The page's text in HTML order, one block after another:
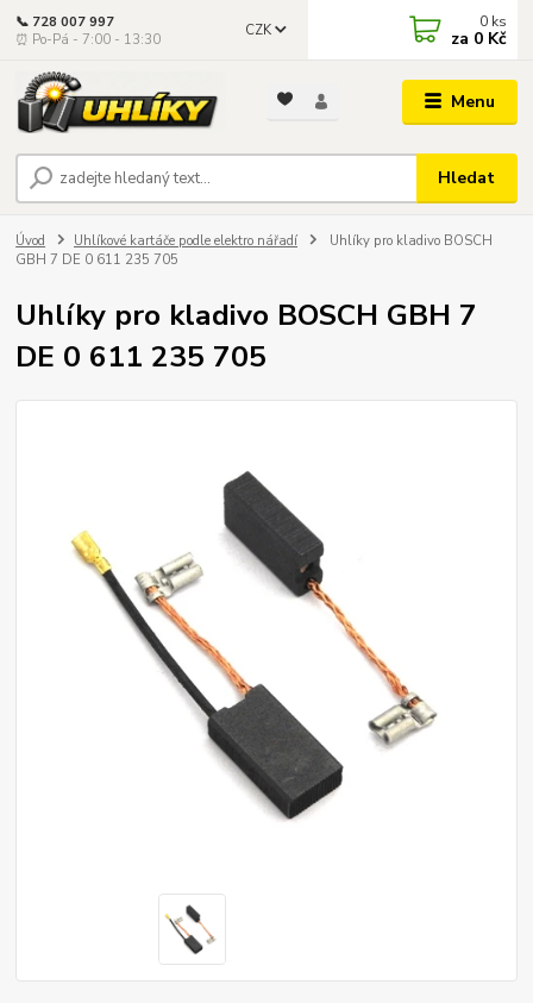
Menu
CZK
Hledat
📞 728 007 997
⏰ Po-Pá - 7:00 - 13:30
0 ks
za 0 Kč
Úvod Uhlíkové kartáče podle elektro nářadí
Uhlíky pro kladivo BOSCH
GBH 7 DE 0 611 235 705
Uhlíky pro kladivo BOSCH GBH 7
DE 0 611 235 705